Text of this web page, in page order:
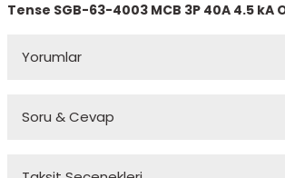
Tense SGB-63-4003 MCB 3P 40A 4.5
Yorumlar
Soru & Cevap